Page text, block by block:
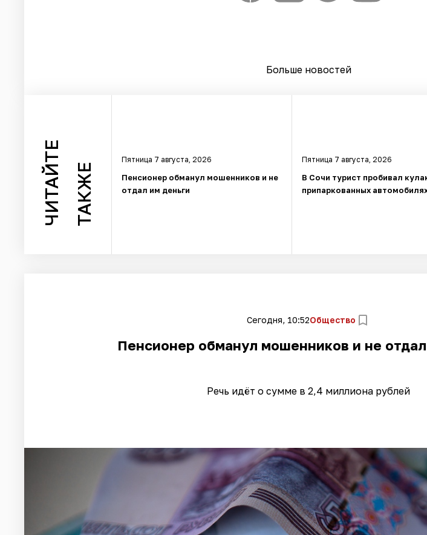
Больше новостей
ЧИТАЙТЕ ТАКЖЕ
Пятница 7 августа, 2026
Пенсионер обманул мошенников и не
отдал им деньги
Пятница 7 августа, 2026
В Сочи турист пробивал
припаркованных
Сегодня, 10:52Общество
Пенсионер обманул мошенников и не
Речь идёт о сумме в 2,4 миллиона рублей